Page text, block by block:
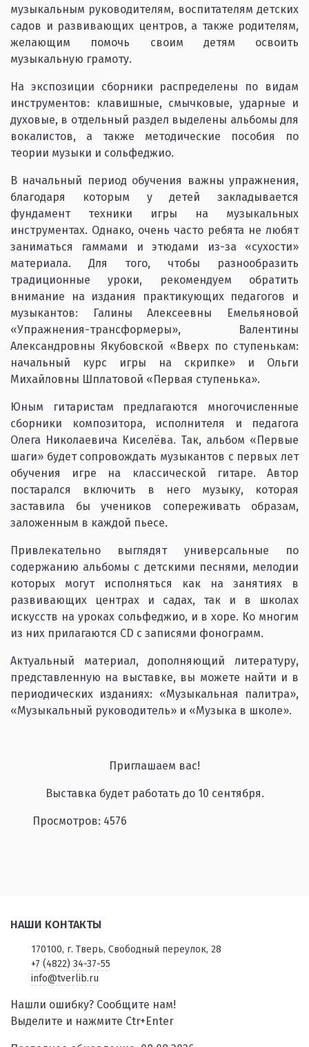
музыкальным руководителям, воспитателям детских
садов и развивающих центров, а также родителям,
желающим помочь своим детям освоить
музыкальную грамоту.
На экспозиции сборники распределены по видам
инструментов: клавишные, смычковые, ударные и
духовые, в отдельный раздел выделены альбомы для
вокалистов, а также методические пособия по
теории музыки и сольфеджио.
В начальный период обучения важны упражнения,
благодаря которым у детей закладывается
фундамент техники игры на музыкальных
инструментах. Однако, очень часто ребята не любят
заниматься гаммами и этюдами из-за «сухости»
материала. Для того, чтобы разнообразить
традиционные уроки, рекомендуем обратить
внимание на издания практикующих педагогов и
музыкантов: Галины Алексеевны Емельяновой
«Упражнения-трансформеры», Валентины
Александровны Якубовской «Вверх по ступенькам:
начальный курс игры на скрипке» и Ольги
Михайловны Шплатовой «Первая ступенька».
Юным гитаристам предлагаются многочисленные
сборники композитора, исполнителя и педагога
Олега Николаевича Киселёва. Так, альбом «Первые
шаги» будет сопровождать музыкантов с первых лет
обучения игре на классической гитаре. Автор
постарался включить в него музыку, которая
заставила бы учеников сопереживать образам,
заложенным в каждой пьесе.
Привлекательно выглядят универсальные по
содержанию альбомы с детскими песнями, мелодии
которых могут исполняться как на занятиях в
развивающих центрах и садах, так и в школах
искусств на уроках сольфеджио, и в хоре. Ко многим
из них прилагаются CD с записями фонограмм.
Актуальный материал, дополняющий литературу,
представленную на выставке, вы можете найти и в
периодических изданиях: «Музыкальная палитра»,
«Музыкальный руководитель» и «Музыка в школе».
Приглашаем вас!
Выставка будет работать до 10 сентября.
Просмотров: 4576
НАШИ КОНТАКТЫ
170100, г. Тверь, Свободный переулок, 28
+7 (4822) 34-37-55
info@tverlib.ru
Нашли ошибку? Сообщите нам!
Выделите и нажмите Ctr+Enter